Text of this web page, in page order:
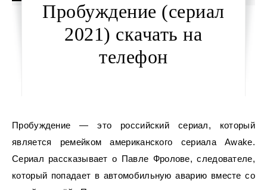
Пробуждение (сериал
2021) скачать на
телефон
Пробуждение — это российский сериал, который
является ремейком американского сериала Awake.
Сериал рассказывает о Павле Фролове, следователе,
который попадает в автомобильную аварию вместе со